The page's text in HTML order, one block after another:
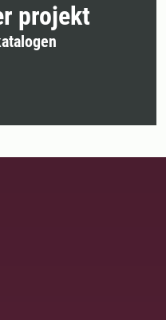
projekt